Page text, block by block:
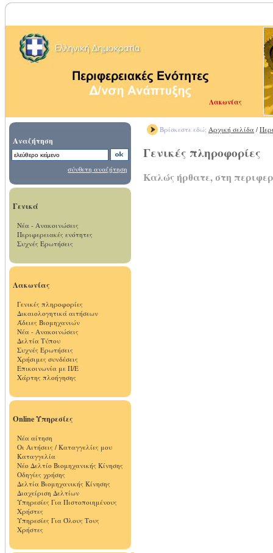
Λακωνίας
Αναζήτηση
σύνθετη αναζήτηση
Γενικά
Νέα - Ανακοινώσεις
Περιφερειακές ενότητες
Συχνές Ερωτήσεις
Λακωνίας
Γενικές πληροφορίες
Δικαιολογητικά αιτήσεων
Άδειες Βιομηχανιών
Νέα - Ανακοινώσεις
Δελτία Τύπου
Συχνές Ερωτήσεις
Χρήσιμες συνδέσεις
Επικοινωνία με Π/Ε
Χάρτης πλοήγησης
Online Υπηρεσίες
Νέα αίτηση
Οι Αιτήσεις / Καταγγελίες μου
Καταγγελία
Νέο Δελτίο Βιομηχανικής Κίνησης
Οδηγίες χρήσης
Δελτία Βιομηχανικής Κίνησης
Διαχείριση Δελτίων
Υπηρεσίες Για Πιστοποιημένους
Χρήστες
Υπηρεσίες Για Όλους Τους
Χρήστες
Βρίσκεστε εδώ: Αρχική σελίδα /
Γενικές πληροφορίες
Καλώς ήρθατε, στη